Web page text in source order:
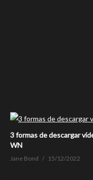
3 formas de descargar
WN
Jane Bond 15/12/2022